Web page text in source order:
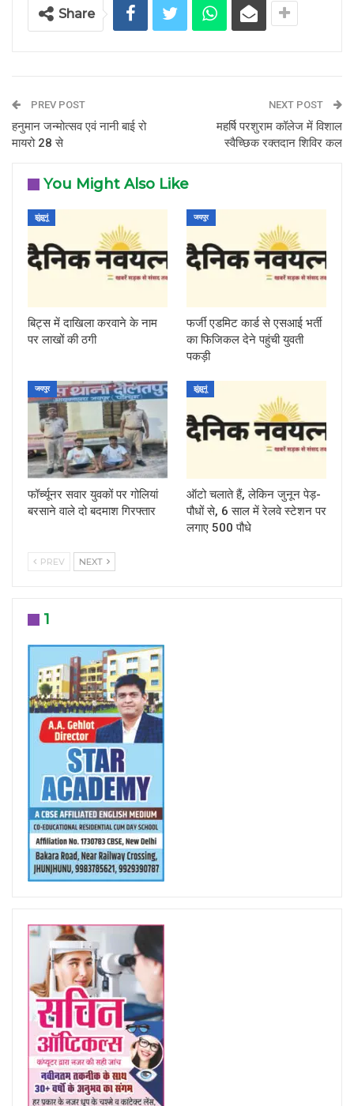
Share
PREV POST
हनुमान जन्मोत्सव एवं नानी बाई रो
मायरो 28 से
NEXT POST
महर्षि परशुराम कॉलेज में विशाल
स्वैच्छिक रक्तदान शिविर कल
You Might Also Like
झुंझुनूं
बिट्स में दाखिला करवाने के नाम
पर लाखों की ठगी
जयपुर
फर्जी एडमिट कार्ड से एसआई भर्ती
का फिजिकल देने पहुंची युवती
पकड़ी
जयपुर
फॉर्च्यूनर सवार युवकों पर गोलियां
बरसाने वाले दो बदमाश गिरफ्तार
झुंझुनूं
ऑटो चलाते हैं, लेकिन जुनून पेड़-
पौधों से, 6 साल में रेलवे स्टेशन पर
लगाए 500 पौधे
PREV NEXT
1